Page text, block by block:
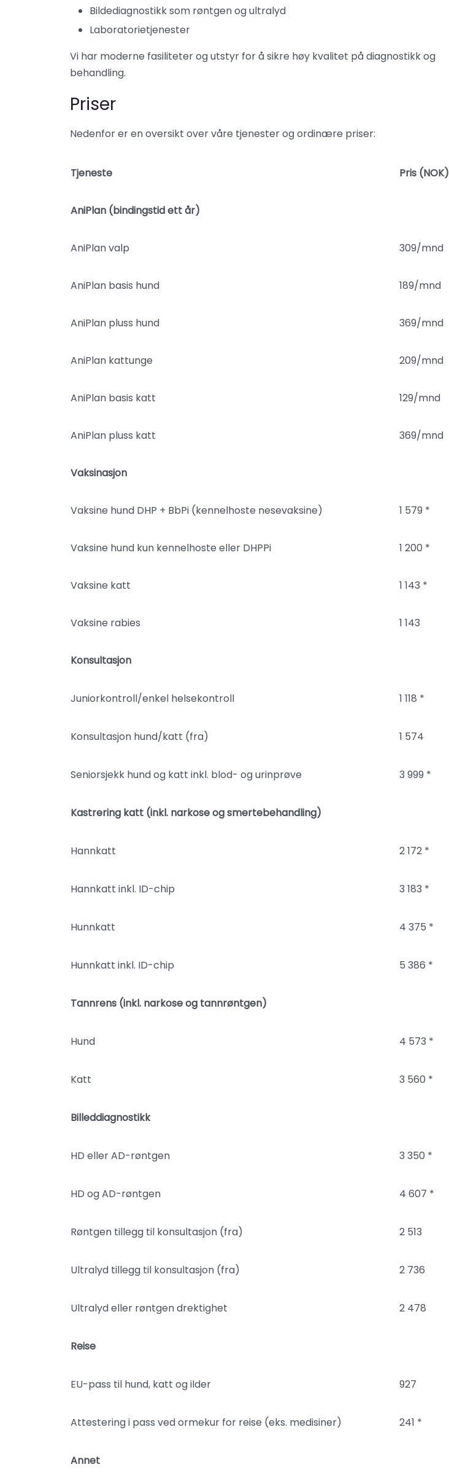
Bildediagnostikk som røntgen og ultralyd
Laboratorietjenester
Vi har moderne fasiliteter og utstyr for å sikre høy kvalitet på diagnostikk og
behandling.
Priser
Nedenfor er en oversikt over våre tjenester og ordinære priser:
Tjeneste Pris (NOK)
AniPlan (bindingstid ett år)
AniPlan valp 309/mnd
AniPlan basis hund 189/mnd
AniPlan pluss hund 369/mnd
AniPlan kattunge 209/mnd
AniPlan basis katt 129/mnd
AniPlan pluss katt 369/mnd
Vaksinasjon
Vaksine hund DHP + BbPi (kennelhoste nesevaksine) 1 579 *
Vaksine hund kun kennelhoste eller DHPPi 1 200 *
Vaksine katt 1 143 *
Vaksine rabies 1 143
Konsultasjon
Juniorkontroll/enkel helsekontroll 1 118 *
Konsultasjon hund/katt (fra) 1 574
Seniorsjekk hund og katt inkl. blod- og urinprøve 3 999 *
Kastrering katt (inkl. narkose og smertebehandling)
Hannkatt 2 172 *
Hannkatt inkl. ID-chip 3 183 *
Hunnkatt 4 375 *
Hunnkatt inkl. ID-chip 5 386 *
Tannrens (inkl. narkose og tannrøntgen)
Hund 4 573 *
Katt 3 560 *
Billeddiagnostikk
HD eller AD-røntgen 3 350 *
HD og AD-røntgen 4 607 *
Røntgen tillegg til konsultasjon (fra) 2 513
Ultralyd tillegg til konsultasjon (fra) 2 736
Ultralyd eller røntgen drektighet 2 478
Reise
EU-pass til hund, katt og ilder 927
Attestering i pass ved ormekur for reise (eks. medisiner) 241 *
Annet